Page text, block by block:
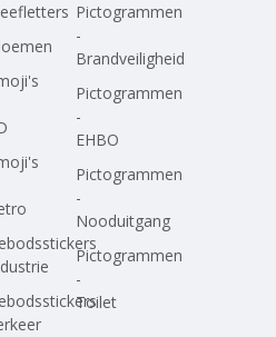
Pictogrammen
-
Brandveiligheid
Pictogrammen
-
EHBO
Pictogrammen
-
Nooduitgang
Pictogrammen
-
Toilet